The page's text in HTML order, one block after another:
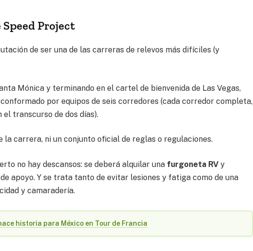
Project
de ser una de las carreras de relevos más difíciles (y
Mónica y terminando en el cartel de bienvenida de Las Vegas,
por equipos de seis corredores (cada corredor completa,
transcurso de dos días).
la carrera, ni un conjunto oficial de reglas o regulaciones.
no hay descansos: se deberá alquilar una furgoneta RV y
apoyo. Y se trata tanto de evitar lesiones y fatiga como de una
y camaradería.
historia para México en Tour de Francia